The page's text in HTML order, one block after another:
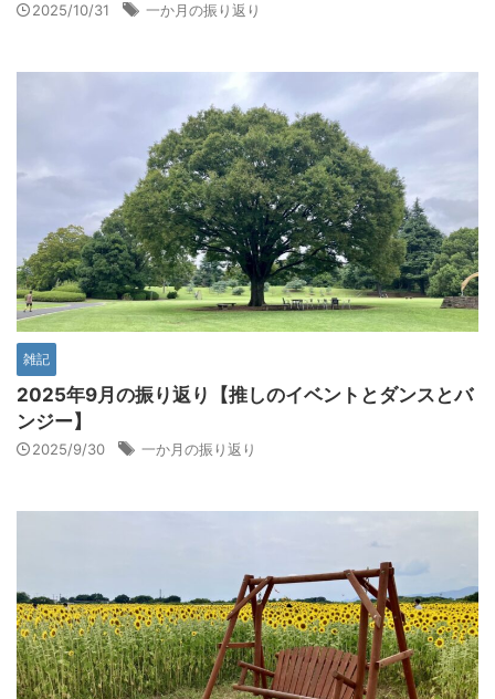
2025/10/31 一か月の振り返り
雑記
2025年9月の振り返り【推しのイベントとダンスとバ
ンジー】
2025/9/30 一か月の振り返り